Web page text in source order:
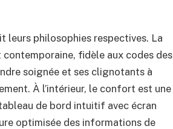
leurs philosophies respectives. La
fidèle aux codes des
soignée et ses clignotants à
À l’intérieur, le confort est une
de bord intuitif avec écran
optimisée des informations de